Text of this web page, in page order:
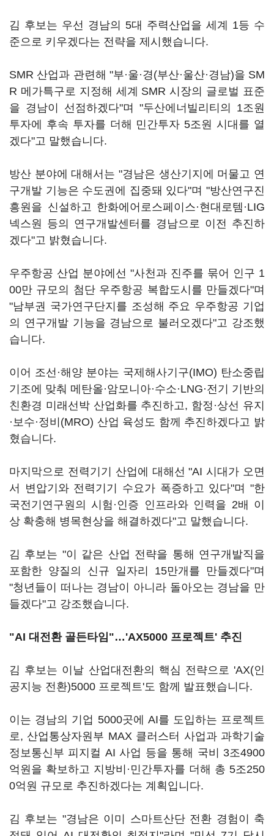
김 후보는 우선 경남의 5대 주력산업을 세계 1등 수
준으로 키우겠다는 전략을 제시했습니다.
SMR 산업과 관련해 "부·울·경(부산·울산·경남)을 SM
R 메가특구로 지정해 세계 SMR 시장의 글로벌 표준
을 경남이 선점하겠다"며 "두산에너빌리티의 1조원
투자에 후속 투자를 더해 민간투자 5조원 시대를 열
겠다"고 말했습니다.
방산 분야에 대해서는 "경남은 생산기지에 머물고 연
구개발 기능은 수도권에 집중돼 있다"며 "방산연구진
흥원을 신설하고 한화에어로스페이스·현대로템·LIG
넥스원 등의 연구개발센터를 경남으로 이전 추진하
겠다"고 밝혔습니다.
우주항공 산업 분야에선 "사천과 진주를 묶어 인구 1
00만 규모의 첨단 우주항공 복합도시를 만들겠다"며
"남부권 국가연구단지를 조성해 주요 우주항공 기업
의 연구개발 기능을 경남으로 불러오겠다"고 강조했
습니다.
이어 조선·해양 분야는 국제해사기구(IMO) 탄소중립
기조에 맞춰 메탄올·암모니아·수소·LNG·전기 기반의
친환경 미래선박 산업화를 추진하고, 함정·상선 유지
·보수·정비(MRO) 산업 육성도 함께 추진하겠다고 밝
혔습니다.
마지막으로 전력기기 산업에 대해선 "AI 시대가 오면
서 변압기와 전력기기 수요가 폭증하고 있다"며 "한
국전기연구원의 시험·인증 인프라와 인력을 2배 이
상 확충해 병목현상을 해결하겠다"고 말했습니다.
김 후보는 "이 같은 산업 전략을 통해 연구개발직을
포함한 양질의 신규 일자리 15만개를 만들겠다"며
"청년들이 떠나는 경남이 아니라 돌아오는 경남을 만
들겠다"고 강조했습니다.
"AI 대전환 골든타임"…'AX5000 프로젝트' 추진
김 후보는 이날 산업대전환의 핵심 전략으로 'AX(인
공지능 전환)5000 프로젝트'도 함께 발표했습니다.
이는 경남의 기업 5000곳에 AI를 도입하는 프로젝트
로, 산업통상자원부 MAX 클러스터 사업과 과학기술
정보통신부 피지컬 AI 사업 등을 통해 국비 3조4900
억원을 확보하고 지방비·민간투자를 더해 총 5조250
0억원 규모로 추진하겠다는 계획입니다.
김 후보는 "경남은 이미 스마트산단 전환 경험이 축